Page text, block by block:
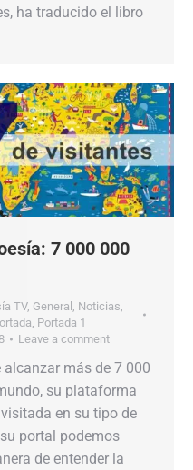
ha traducido el libro
7 000 000
TV, General , Noticias,
, Portada 1
Leave a comment
más de 7 000
su plataforma
en su tipo de
portal podemos
de entender la